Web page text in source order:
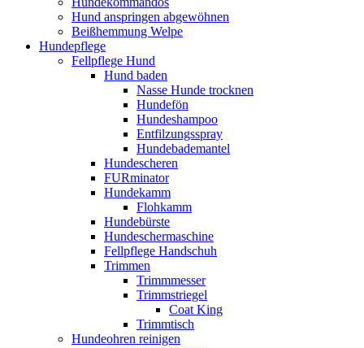
Hund anspringen abgewöhnen
Beißhemmung Welpe
Hundepflege
Fellpflege Hund
Hund baden
Nasse Hunde trocknen
Hundefön
Hundeshampoo
Entfilzungsspray
Hundebademantel
Hundescheren
FURminator
Hundekamm
Flohkamm
Hundebürste
Hundeschermaschine
Fellpflege Handschuh
Trimmen
Trimmmesser
Trimmstriegel
Coat King
Trimmtisch
Hundeohren reinigen